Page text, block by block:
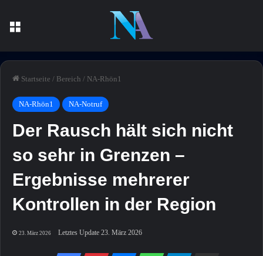
Startseite / Bereich / NA-Rhön1
NA-Rhön1 NA-Notruf
Der Rausch hält sich nicht
so sehr in Grenzen –
Ergebnisse mehrerer
Kontrollen in der Region
23. März 2026 Letztes Update 23. März 2026